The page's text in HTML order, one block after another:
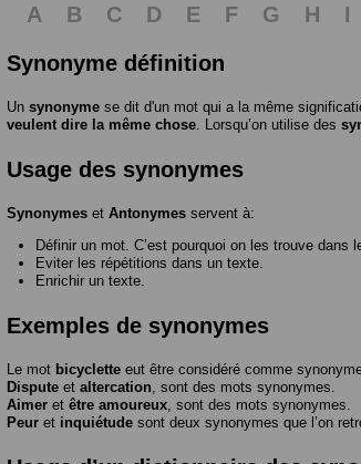
A B C D E F G H I
Synonyme définition
Un synonyme se dit d'un mot qui a la même
veulent dire la même chose . Lorsqu’on utilise des
Usage des synonymes
Synonymes et Antonymes servent à:
Définir un mot. C’est pourquoi on les trouve dans
Eviter les répétitions dans un texte.
Enrichir un texte.
Exemples de synonymes
Le mot bicyclette eut être considéré comme
Dispute et altercation , sont des mots synonymes.
Aimer et être amoureux , sont des mots synonymes.
Peur et inquiétude sont deux synonymes que l’on